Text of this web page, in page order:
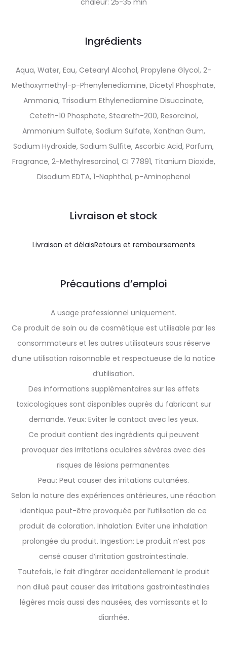
chaleur: 25-35 min
Ingrédients
Aqua, Water, Eau, Cetearyl Alcohol, Propylene Glycol, 2-
Methoxymethyl-p-Phenylenediamine, Dicetyl Phosphate,
Ammonia, Trisodium Ethylenediamine Disuccinate,
Ceteth-10 Phosphate, Steareth-200, Resorcinol,
Ammonium Sulfate, Sodium Sulfate, Xanthan Gum,
Sodium Hydroxide, Sodium Sulfite, Ascorbic Acid, Parfum,
Fragrance, 2-Methylresorcinol, CI 77891, Titanium Dioxide,
Disodium EDTA, 1-Naphthol, p-Aminophenol
Livraison et stock
Livraison et délaisRetours et remboursements
Précautions d’emploi
A usage professionnel uniquement.
Ce produit de soin ou de cosmétique est utilisable par les
consommateurs et les autres utilisateurs sous réserve
d’une utilisation raisonnable et respectueuse de la notice
d’utilisation.
Des informations supplémentaires sur les effets
toxicologiques sont disponibles auprès du fabricant sur
demande. Yeux: Eviter le contact avec les yeux.
Ce produit contient des ingrédients qui peuvent
provoquer des irritations oculaires sévères avec des
risques de lésions permanentes.
Peau: Peut causer des irritations cutanées.
Selon la nature des expériences antérieures, une réaction
identique peut-être provoquée par l’utilisation de ce
produit de coloration. Inhalation: Eviter une inhalation
prolongée du produit. Ingestion: Le produit n’est pas
censé causer d’irritation gastrointestinale.
Toutefois, le fait d’ingérer accidentellement le produit
non dilué peut causer des irritations gastrointestinales
légères mais aussi des nausées, des vomissants et la
diarrhée.